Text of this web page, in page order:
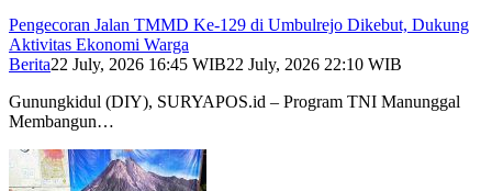
Pengecoran Jalan TMMD Ke-129 di Umbulrejo Dikebut, Dukung
Aktivitas Ekonomi Warga
Berita22 July, 2026 16:45 WIB22 July, 2026 22:10 WIB
Gunungkidul (DIY), SURYAPOS.id – Program TNI Manunggal
Membangun…